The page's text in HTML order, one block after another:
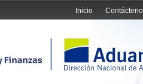
Inicio